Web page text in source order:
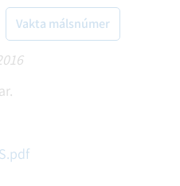
Vakta málsnúmer